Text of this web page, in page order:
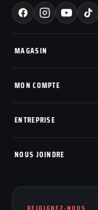
MAGASIN
Nos marques
Pads de polissage
Pièces détachées
MON COMPTE
Mes tickets SAV
Mon parrainage
Programme fidelite
ENTREPRISE
Compte pro
Politique de retour
NOUS JOINDRE
89100 SENS